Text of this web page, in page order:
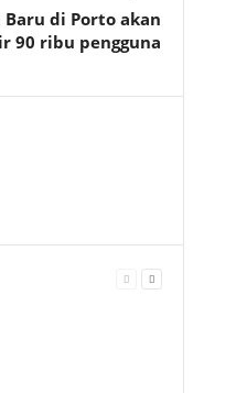
Baru di Porto akan
90 ribu pengguna